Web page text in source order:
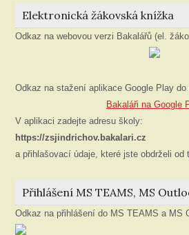
Elektronická žákovská knížka
Odkaz na webovou verzi Bakalářů (el.
Odkaz na stažení aplikace Google Play do
Bakaláři na Google
V aplikaci zadejte adresu školy:
https://zsjindrichov.bakalari.cz
a přihlašovací údaje, které jste obdrželi od
Přihlášení MS TEAMS, MS
Odkaz na přihlášení do MS TEAMS a MS